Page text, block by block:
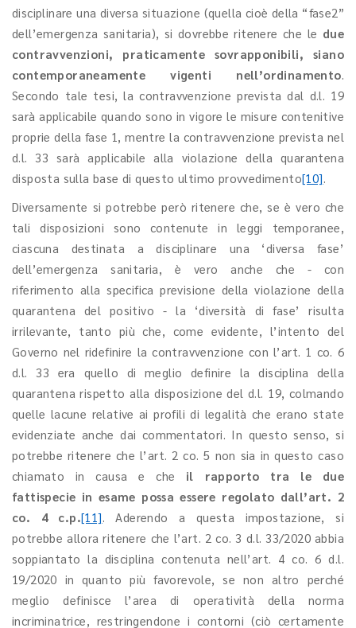
disciplinare una diversa situazione (quella cioè della “fase2”
dell’emergenza sanitaria), si dovrebbe ritenere che le due
contravvenzioni, praticamente sovrapponibili, siano
contemporaneamente vigenti nell’ordinamento.
Secondo tale tesi, la contravvenzione prevista dal d.l. 19
sarà applicabile quando sono in vigore le misure contenitive
proprie della fase 1, mentre la contravvenzione prevista nel
d.l. 33 sarà applicabile alla violazione della quarantena
disposta sulla base di questo ultimo provvedimento[10].
Diversamente si potrebbe però ritenere che, se è vero che
tali disposizioni sono contenute in leggi temporanee,
ciascuna destinata a disciplinare una ‘diversa fase’
dell’emergenza sanitaria, è vero anche che - con
riferimento alla specifica previsione della violazione della
quarantena del positivo - la ‘diversità di fase’ risulta
irrilevante, tanto più che, come evidente, l’intento del
Governo nel ridefinire la contravvenzione con l’art. 1 co. 6
d.l. 33 era quello di meglio definire la disciplina della
quarantena rispetto alla disposizione del d.l. 19, colmando
quelle lacune relative ai profili di legalità che erano state
evidenziate anche dai commentatori. In questo senso, si
potrebbe ritenere che l’art. 2 co. 5 non sia in questo caso
chiamato in causa e che il rapporto tra le due
fattispecie in esame possa essere regolato dall’art. 2
co. 4 c.p.[11]. Aderendo a questa impostazione, si
potrebbe allora ritenere che l’art. 2 co. 3 d.l. 33/2020 abbia
soppiantato la disciplina contenuta nell’art. 4 co. 6 d.l.
19/2020 in quanto più favorevole, se non altro perché
meglio definisce l’area di operatività della norma
incriminatrice, restringendone i contorni (ciò certamente